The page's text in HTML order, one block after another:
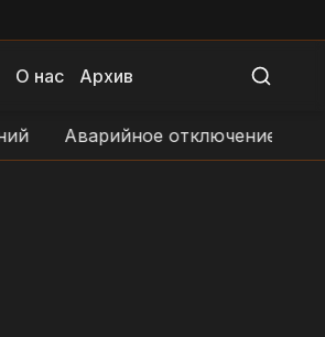
О нас Архив
Аварийное отключение